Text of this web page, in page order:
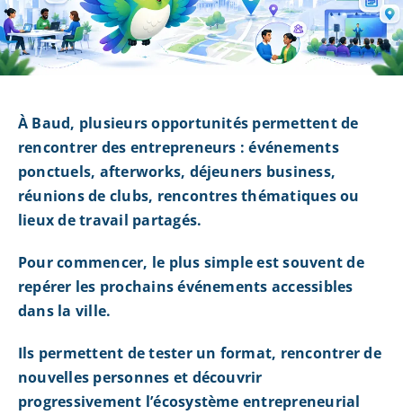
À Baud, plusieurs opportunités permettent de
rencontrer des entrepreneurs : événements
ponctuels, afterworks, déjeuners business,
réunions de clubs, rencontres thématiques ou
lieux de travail partagés.
Pour commencer, le plus simple est souvent de
repérer les prochains événements accessibles
dans la ville.
Ils permettent de tester un format, rencontrer de
nouvelles personnes et découvrir
progressivement l’écosystème entrepreneurial